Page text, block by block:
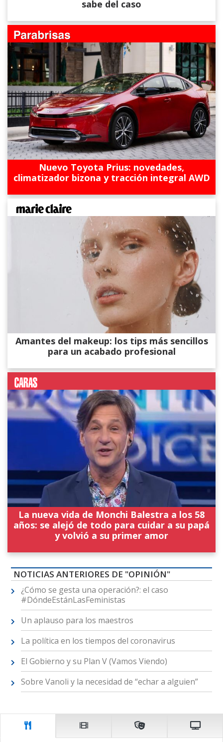
sabe del caso
Nuevo Toyota Prius: novedades,
climatizador bizona y tracción integral AWD
Amantes del makeup: los tips más sencillos
para un acabado profesional
La nueva vida de Monchi Balestra a los 58
años: se alejó de todo para cuidar a su papá
y volvió a su primer amor
NOTICIAS ANTERIORES DE "OPINIÓN"
¿Cómo se gesta una operación?: el caso
#DóndeEstánLasFeministas
Un aplauso para los maestros
La política en los tiempos del coronavirus
El Gobierno y su Plan V (Vamos Viendo)
Sobre Vanoli y la necesidad de “echar a alguien”